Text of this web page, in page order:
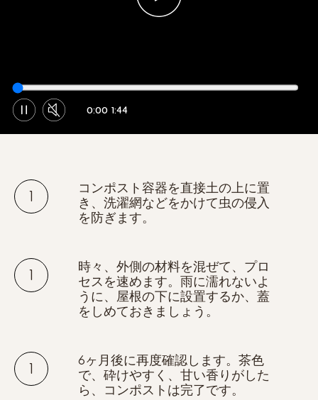
0:00 1:44
コンポスト容器を直接土の上に置
き、洗濯網などをかけて虫の侵入
を防ぎます。
時々、外側の材料を混ぜて、プロ
セスを速めます。雨に濡れないよ
うに、屋根の下に設置するか、蓋
をしめておきましょう。
6ヶ月後に再度確認します。茶色
で、砕けやすく、甘い香りがした
ら、コンポストは完了です。